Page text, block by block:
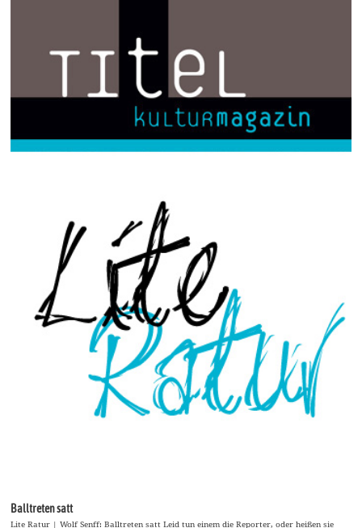
Balltreten satt
Lite Ratur | Wolf Senff: Balltreten satt Leid tun einem die Reporter, oder heißen sie